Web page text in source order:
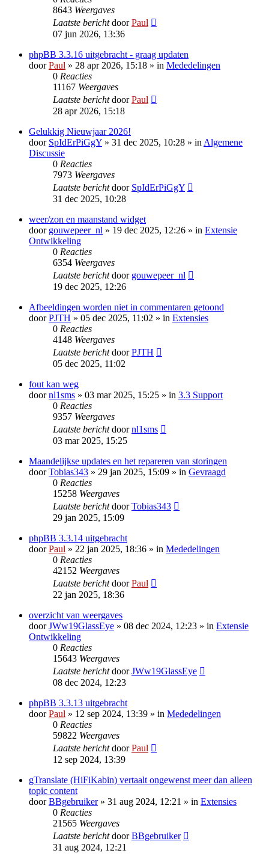
8643 Weergaves
Laatste berichtdoorPaul
07 jun 2026, 13:36
phpBB 3.3.16 uitgebracht - graag updaten
doorPaul » 28 apr 2026, 15:18 » in Mededelingen
0 Reacties
11167 Weergaves
Laatste berichtdoorPaul
28 apr 2026, 15:18
Gelukkig Nieuwjaar 2026!
door SpIdErPiGgY » 31 dec 2025, 10:28 » inAlgemene
Discussie
0 Reacties
7973 Weergaves
Laatste berichtdoor SpIdErPiGgY
31 dec 2025, 10:28
weer/zon en maanstand widget
door gouwepeer_nl » 19 dec 2025, 12:26 » in Extensie
Ontwikkeling
0 Reacties
6354 Weergaves
Laatste berichtdoor gouwepeer_nl
19 dec 2025, 12:26
Afbeeldingen worden niet in commentaren getoond
doorPJTH » 05 dec 2025, 11:02 » in Extensies
0 Reacties
4148 Weergaves
Laatste berichtdoorPJTH
05 dec 2025, 11:02
fout kan weg
doornl1sms » 03 mar 2025, 15:25 » in 3.3 Support
0 Reacties
9357 Weergaves
Laatste berichtdoornl1sms
03 mar 2025, 15:25
Maandelijkse updates en het repareren van storingen
doorTobias343 » 29 jan 2025, 15:09 » in Gevraagd
0 Reacties
15258 Weergaves
Laatste berichtdoorTobias343
29 jan 2025, 15:09
phpBB 3.3.14 uitgebracht
doorPaul » 22 jan 2025, 18:36 » in Mededelingen
0 Reacties
42152 Weergaves
Laatste berichtdoorPaul
22 jan 2025, 18:36
overzicht van weergaves
doorJWw19GlassEye » 08 dec 2024, 12:23 » in Extensie
Ontwikkeling
0 Reacties
15643 Weergaves
Laatste berichtdoorJWw19GlassEye
08 dec 2024, 12:23
phpBB 3.3.13 uitgebracht
doorPaul » 12 sep 2024, 13:39 » in Mededelingen
0 Reacties
59822 Weergaves
Laatste berichtdoorPaul
12 sep 2024, 13:39
gTranslate (HiFiKabin) vertaalt ongewenst meer dan alleen
topic content
doorBBgebruiker» 31 aug 2024, 12:21 » in Extensies
0 Reacties
21565 Weergaves
Laatste berichtdoorBBgebruiker
31 aug 2024, 12:21